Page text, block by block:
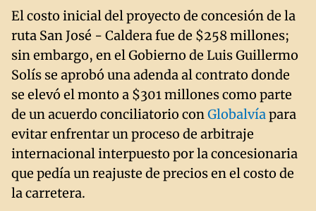
El costo inicial del proyecto de concesión de la
ruta San José - Caldera fue de $258 millones;
sin embargo, en el Gobierno de Luis Guillermo
Solís se aprobó una adenda al contrato donde
se elevó el monto a $301 millones como parte
de un acuerdo conciliatorio conGlobalvíapara
evitar enfrentar un proceso de arbitraje
internacional interpuesto por la concesionaria
que pedía un reajuste de precios en el costo de
la carretera.